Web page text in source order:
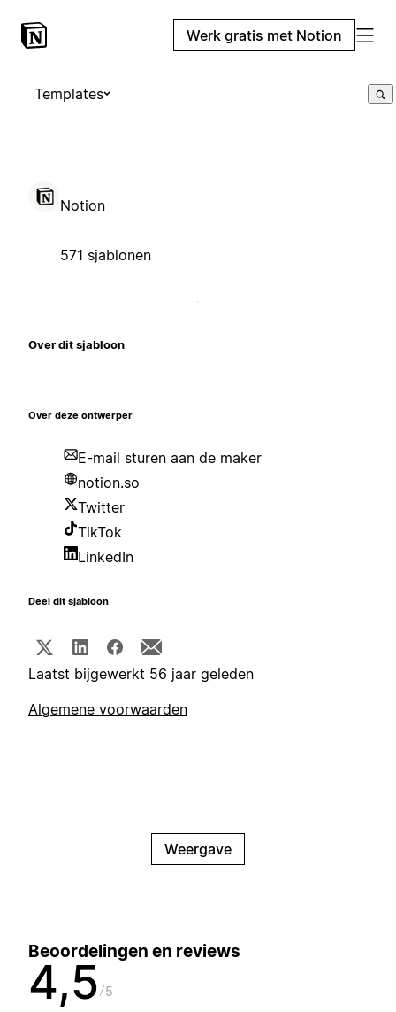
Werk gratis met Notion
Templates
Notion
571 sjablonen
Over dit sjabloon
Over deze ontwerper
E-mail sturen aan de maker
notion.so
Twitter
TikTok
LinkedIn
Deel dit sjabloon
Laatst bijgewerkt 56 jaar geleden
Algemene voorwaarden
Weergave
Beoordelingen en reviews
4,5 5